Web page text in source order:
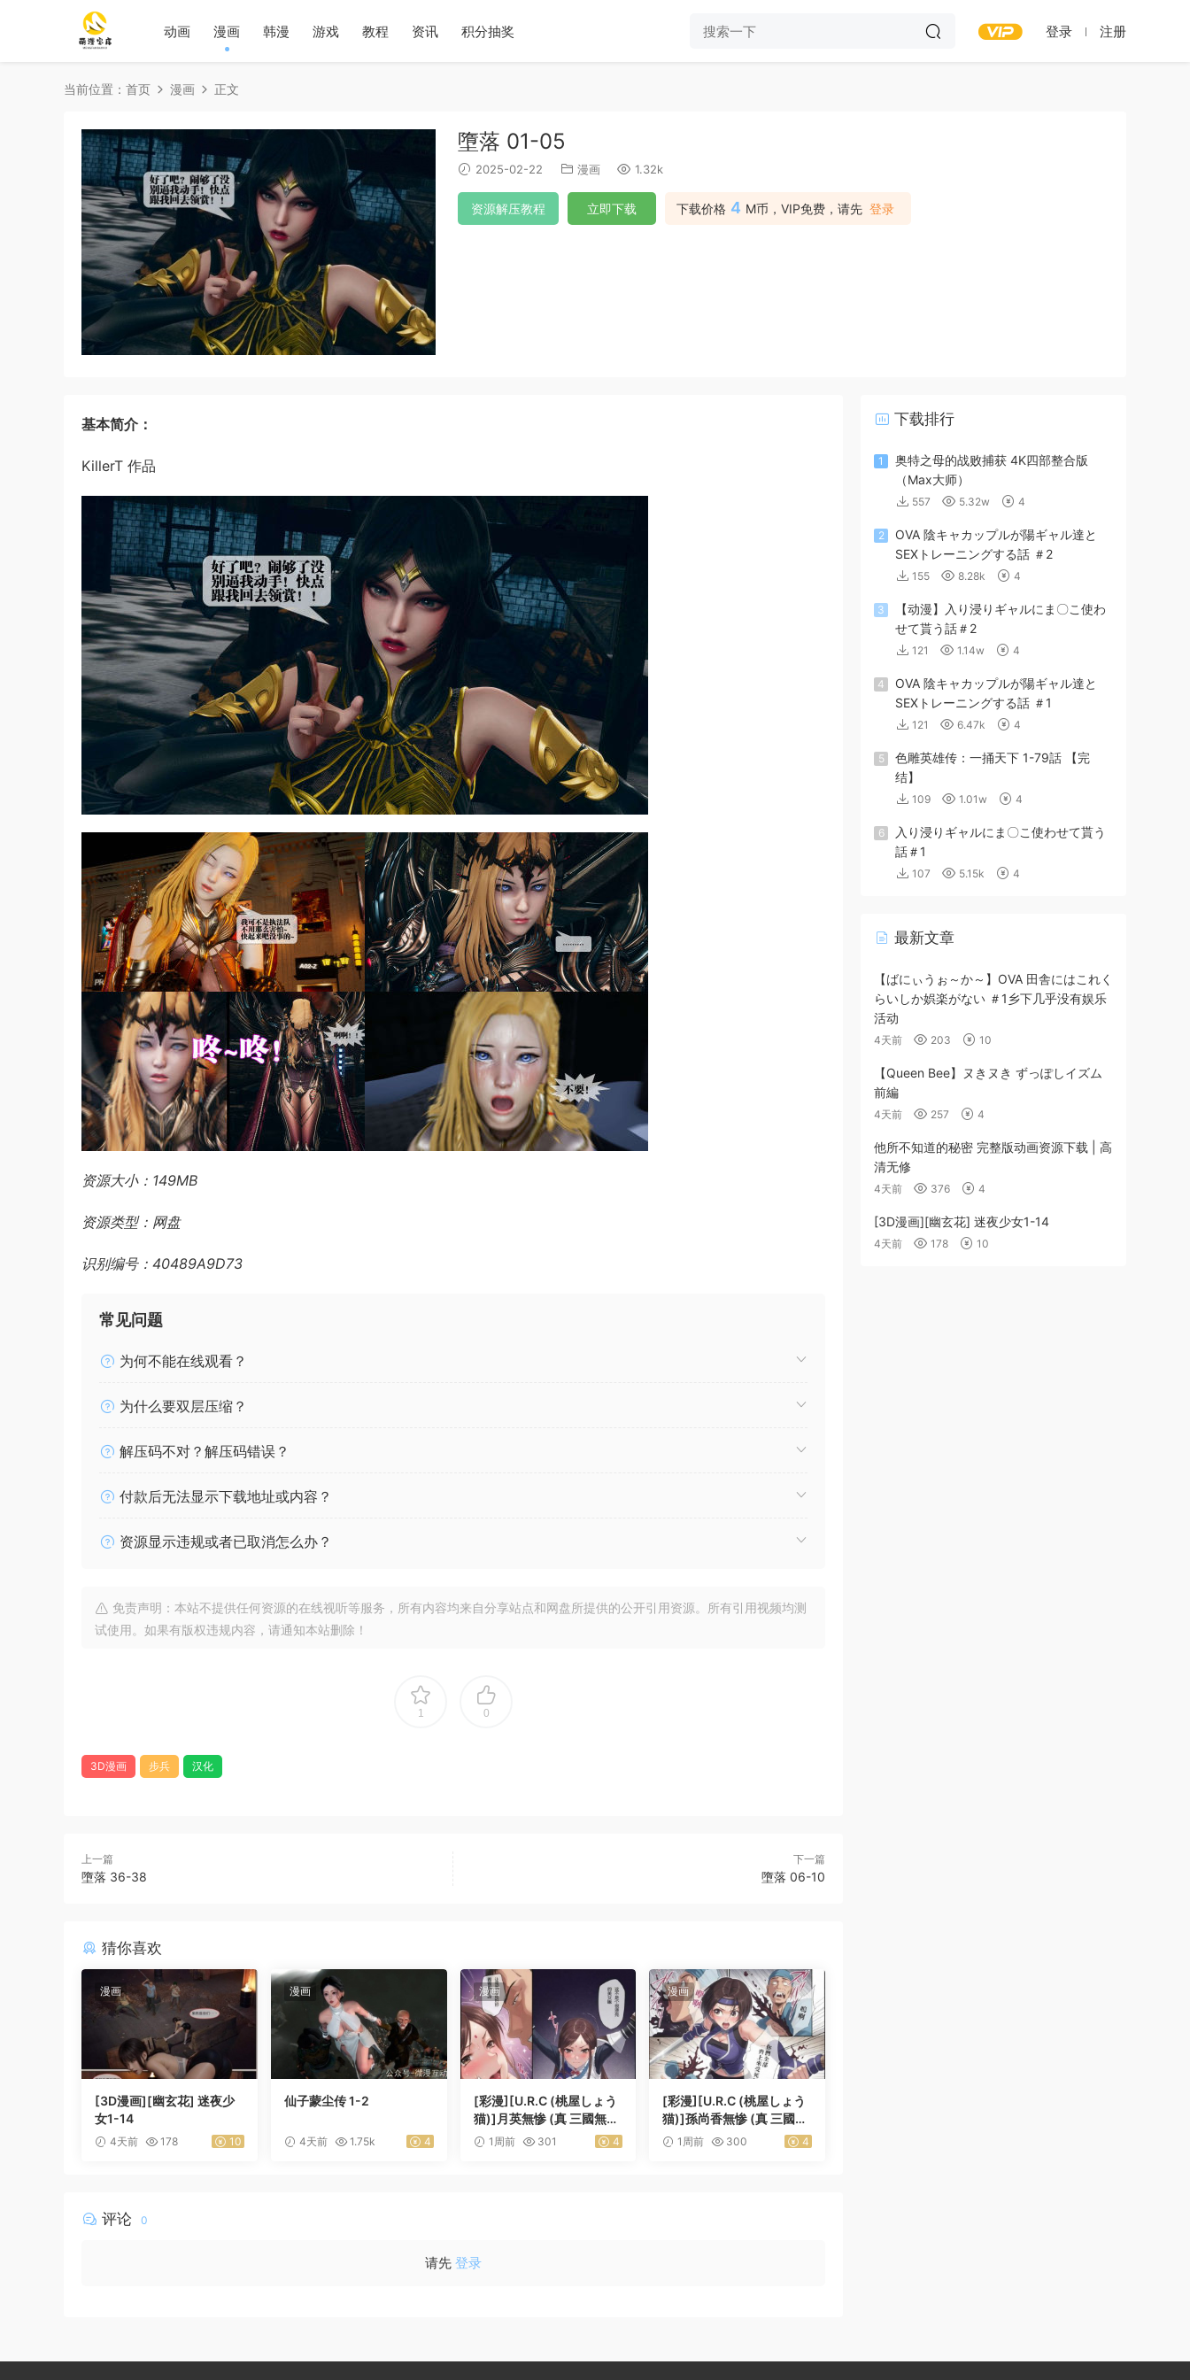
动画 漫画 韩漫 游戏 教程 资讯 积分抽奖 登录 注册
当前位置： 首页 漫画 正文
墮落 01-05
2025-02-22 漫画 1.32k
下载价格 4 M币，VIP免费，请先 登录
资源解压教程 立即下载
基本简介：
KillerT 作品
资源大小：149MB
资源类型：网盘
识别编号：40489A9D73
常见问题
为何不能在线观看？
为什么要双层压缩？
解压码不对？解压码错误？
付款后无法显示下载地址或内容？
资源显示违规或者已取消怎么办？
免责声明：本站不提供任何资源的在线视听等服务，所有内容均来自分享站点和网盘所提供的公开引用资源。所有引用视频均测
试使用。如果有版权违规内容，请通知本站删除！
1 0
3D漫画 步兵 汉化
上一篇
墮落 36-38
下一篇
墮落 06-10
猜你喜欢
漫画
[3D漫画][幽玄花] 迷夜少
女1-14
4天前 178 10
漫画
仙子蒙尘传 1-2
4天前 1.75k 4
漫画
[彩漫][U.R.C (桃屋しょう
猫)]月英無惨 (真 三國無
双)1周前 301 4
漫画
[彩漫][U.R.C (桃屋しょう
猫)]孫尚香無惨 (真 三國無
双)1周前 300 4
评论 0
请先 登录
下载排行
1
奥特之母的战败捕获 4K四部整合版
（Max大师）
557 5.32w 4
2
OVA 陰キャカップルが陽ギャル達と
SEXトレーニングする話 ＃2
155 8.28k 4
3
【动漫】入り浸りギャルにま〇こ使わ
せて貰う話＃2
121 1.14w 4
4
OVA 陰キャカップルが陽ギャル達と
SEXトレーニングする話 ＃1
121 6.47k 4
5
色雕英雄传：一捅天下 1-79話 【完
结】
109 1.01w 4
6
入り浸りギャルにま〇こ使わせて貰う
話＃1
107 5.15k 4
最新文章
【ばにぃうぉ～か～】OVA 田舎にはこれく
らいしか娯楽がない ＃1乡下几乎没有娱乐
活动
4天前 203 10
【Queen Bee】ヌきヌき ずっぽしイズム
前編
4天前 257 4
他所不知道的秘密 完整版动画资源下载 | 高
清无修
4天前 376 4
[3D漫画][幽玄花] 迷夜少女1-14
4天前 178 10